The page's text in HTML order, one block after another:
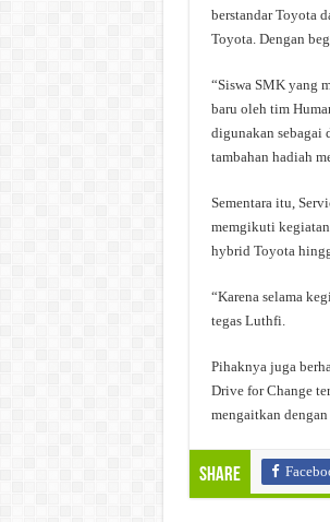
berstandar Toyota
Toyota. Dengan
“Siswa SMK yang
baru oleh tim
digunakan sebagai
tambahan hadiah
Sementara itu,
memgikuti kegiatan
hybrid Toyota
“Karena selama
tegas Luthfi.
Pihaknya juga
Drive for Change
mengaitkan
Share